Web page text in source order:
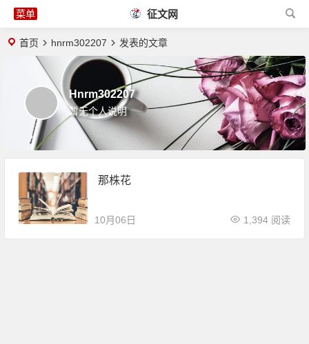
征文网
首页 hnrm302207 发表的文章
Hnrm302207
暂无个人说明
那株花
10月06日 1,394 阅读